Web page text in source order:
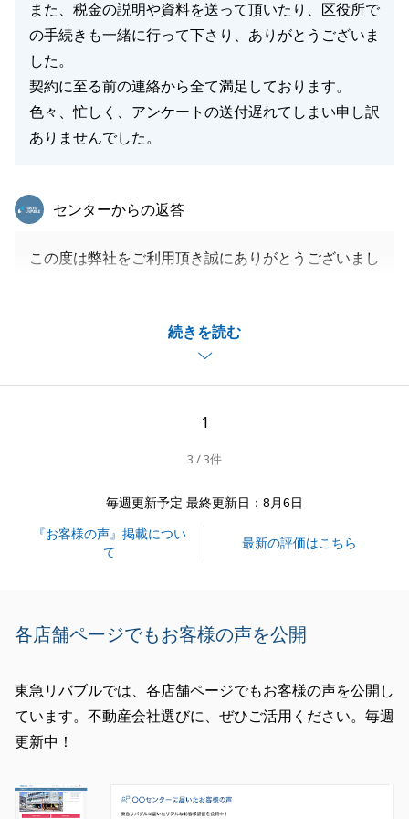
また、税金の説明や資料を送って頂いたり、区役所で
の手続きも一緒に行って下さり、ありがとうございま
した。
契約に至る前の連絡から全て満足しております。
色々、忙しく、アンケートの送付遅れてしまい申し訳
ありませんでした。
続きを読む
東急リバブル
センターからの返答
この度は弊社をご利用頂き誠にありがとうございまし
が、最終的にご満足いただくことができたのであれば
今後とも何卒宜しくお願いいたします。
閉じる
1
3 / 3件
毎週更新予定 最終更新日：8月6日
『お客様の声』掲載につい
て
最新の評価はこちら
各店舗ページでもお客様の声を公開
東急リバブルでは、各店舗ページでもお客様の声を公開し
ています。不動産会社選びに、ぜひご活用ください。毎週
更新中！